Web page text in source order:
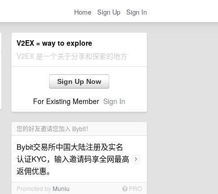
Home Sign Up Sign In
V2EX = way to explore
V2EX 是一个关于分享和探索的地方
Sign Up Now
For Existing Member Sign In
您的好友邀请您加入 Bybit！
Bybit交易所中国大陆注册及实名
认证KYC，输入邀请码享全网最高
返佣优惠。
›
Promoted by Muniu PRO